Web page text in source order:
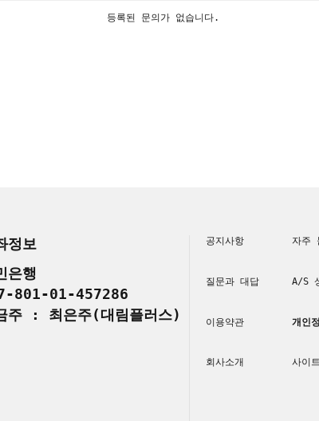
등록된 문의가 없습니다.
정보
은행
801-01-457286
주 : 최은주(대림플러스)
공지사항 자주
질문과 대답 A/S
이용약관 개인
회사소개 사이